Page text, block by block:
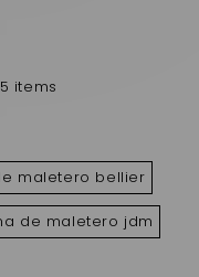
items
maletero bellier
de maletero jdm